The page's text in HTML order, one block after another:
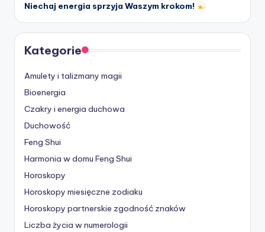
Niechaj energia sprzyja Waszym krokom!
Kategorie
Amulety i talizmany magii
Bioenergia
Czakry i energia duchowa
Duchowość
Feng Shui
Harmonia w domu Feng Shui
Horoskopy
Horoskopy miesięczne zodiaku
Horoskopy partnerskie zgodność znaków
Liczba życia w numerologii